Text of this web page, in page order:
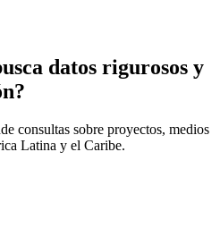
datos rigurosos y
consultas sobre proyectos, medios
Latina y el Caribe.